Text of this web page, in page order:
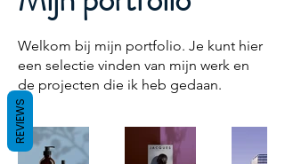
Welkom bij mijn portfolio. Je kunt hier
een selectie vinden van mijn werk en
de projecten die ik heb gedaan.
REVIEWS